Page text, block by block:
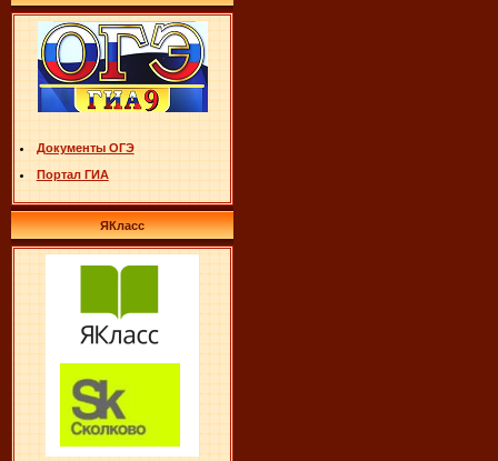
Документы ОГЭ
Портал ГИА
ЯКласс